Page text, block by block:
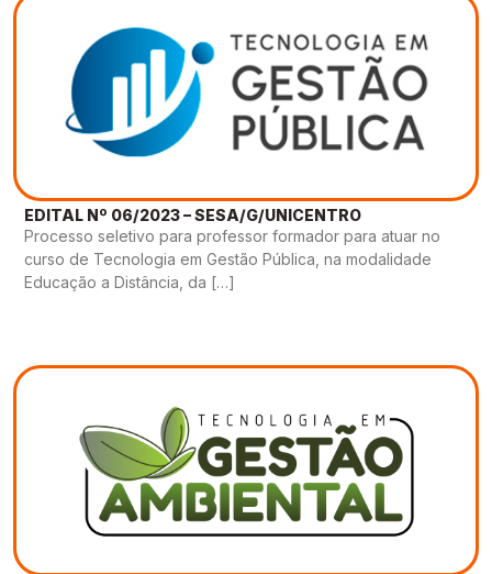
EDITAL Nº 06/2023 – SESA/G/UNICENTRO
Processo seletivo para professor formador para atuar no
curso de Tecnologia em Gestão Pública, na modalidade
Educação a Distância, da […]